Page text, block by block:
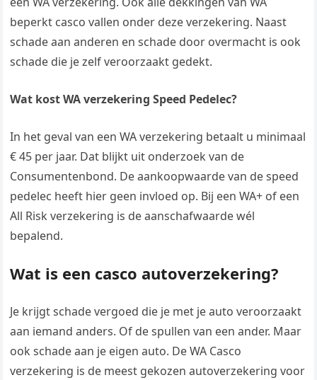
beperkt casco vallen onder deze verzekering. Naast
schade aan anderen en schade door overmacht is ook
schade die je zelf veroorzaakt gedekt.
Wat kost WA verzekering Speed Pedelec?
In het geval van een WA verzekering betaalt u minimaal
€ 45 per jaar. Dat blijkt uit onderzoek van de
Consumentenbond. De aankoopwaarde van de speed
pedelec heeft hier geen invloed op. Bij een WA+ of een
All Risk verzekering is de aanschafwaarde wél
bepalend.
Wat is een casco autoverzekering?
Je krijgt schade vergoed die je met je auto veroorzaakt
aan iemand anders. Of de spullen van een ander. Maar
ook schade aan je eigen auto. De WA Casco
verzekering is de meest gekozen autoverzekering voor